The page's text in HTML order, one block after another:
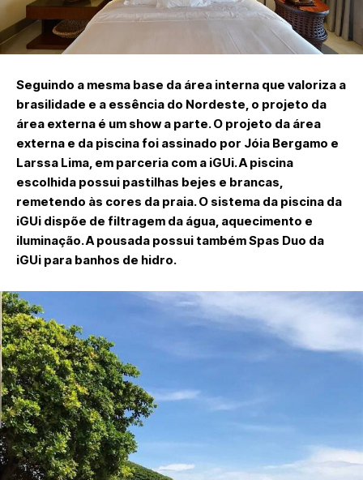
Seguindo a mesma base da área interna que valoriza a
brasilidade e a essência do Nordeste, o projeto da
área externa é um show a parte. O projeto da área
externa e da piscina foi assinado por Jóia Bergamo e
Larssa Lima, em parceria com a iGUi. A piscina
escolhida possui pastilhas bejes e brancas,
remetendo às cores da praia. O sistema da piscina da
iGUi dispõe de filtragem da água, aquecimento e
iluminação. A pousada possui também Spas Duo da
iGUi para banhos de hidro.